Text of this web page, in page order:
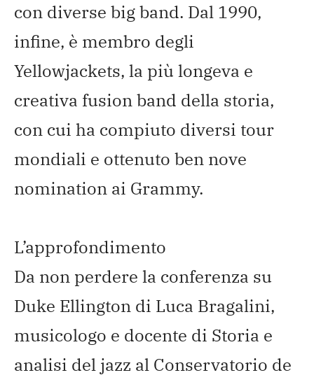
con diverse big band. Dal 1990,
infine, è membro degli
Yellowjackets, la più longeva e
creativa fusion band della storia,
con cui ha compiuto diversi tour
mondiali e ottenuto ben nove
nomination ai Grammy.
L’approfondimento
Da non perdere la conferenza su
Duke Ellington di Luca Bragalini,
musicologo e docente di Storia e
analisi del jazz al Conservatorio de